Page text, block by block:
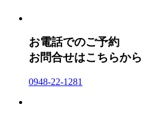
お電話でのご予約
お問合せはこちらから
0948-22-1281